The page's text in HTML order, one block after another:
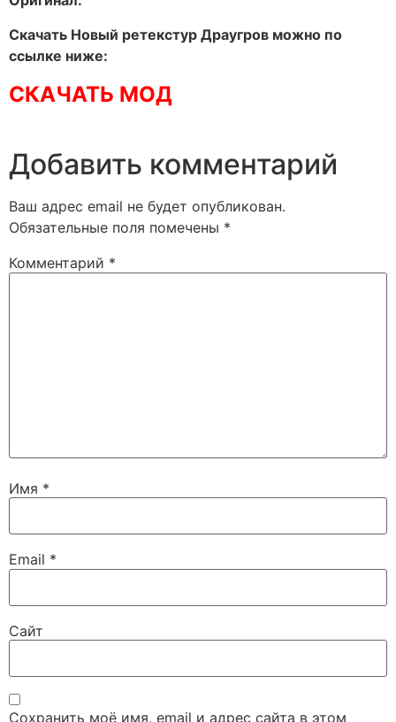
Скачать Новый ретекстур Драугров можно по
ссылке ниже:
СКАЧАТЬ МОД
Добавить комментарий
Ваш адрес email не будет опубликован.
Обязательные поля помечены *
Комментарий *
Имя *
Email *
Сайт
Сохранить моё имя, email и адрес сайта в этом